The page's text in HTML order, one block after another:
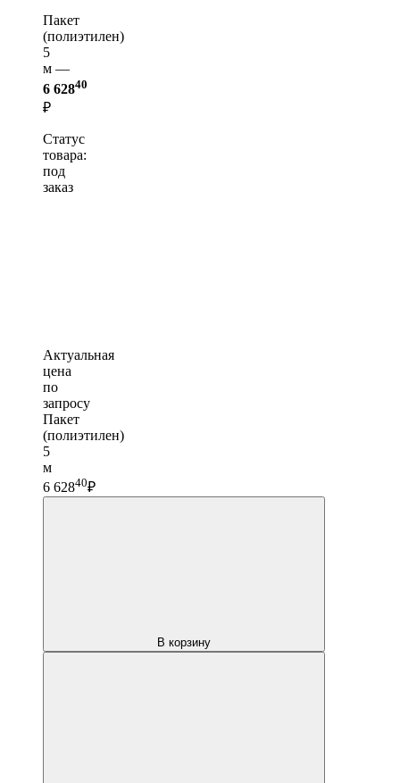
Пакет
(полиэтилен)
5
м —
6 62840
₽
Статус
товара:
под
заказ
Актуальная
цена
по
запросу
Пакет
(полиэтилен)
5
м
6 62840₽
В корзину